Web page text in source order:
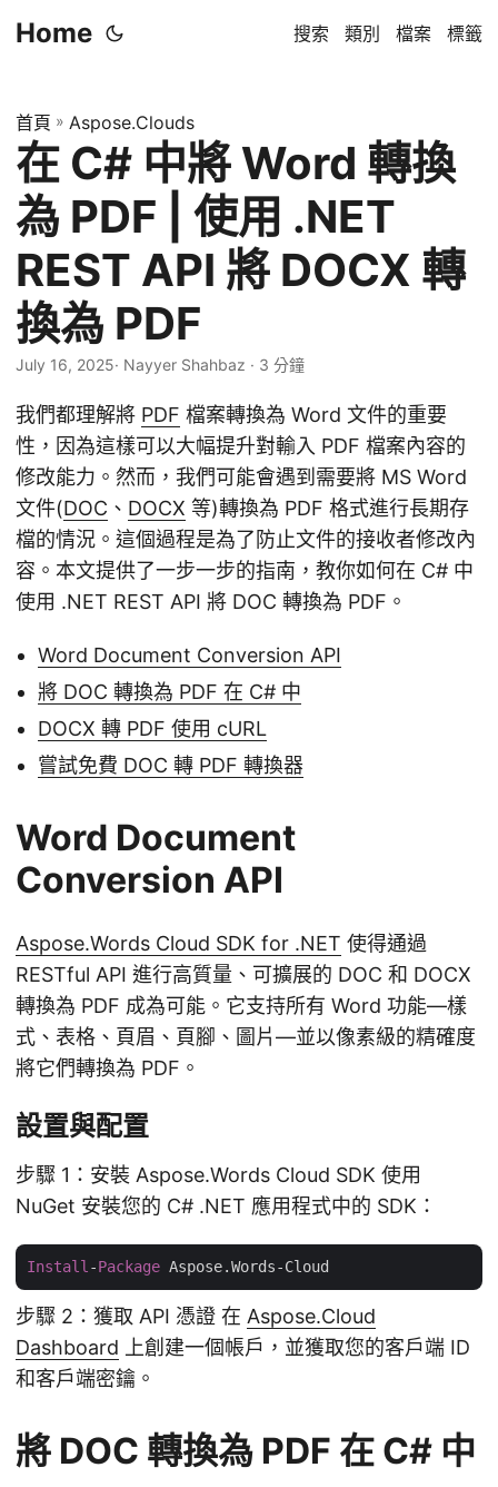
Home 搜索 類別 檔案 標籤
首頁 » Aspose.Clouds
在 C# 中將 Word 轉換
為 PDF | 使用 .NET
REST API 將 DOCX 轉
換為 PDF
July 16, 2025· Nayyer Shahbaz · 3 分鐘
我們都理解將 PDF 檔案轉換為 Word 文件的重要
性，因為這樣可以大幅提升對輸入 PDF 檔案內容的
修改能力。然而，我們可能會遇到需要將 MS Word
文件(DOC 、 DOCX 等)轉換為 PDF 格式進行長期存
檔的情況。這個過程是為了防止文件的接收者修改內
容。本文提供了一步一步的指南，教你如何在 C# 中
使用 .NET REST API 將 DOC 轉換為 PDF。
Word Document Conversion API
將 DOC 轉換為 PDF 在 C# 中
DOCX 轉 PDF 使用 cURL
嘗試免費 DOC 轉 PDF 轉換器
Word Document
Conversion API
Aspose.Words Cloud SDK for .NET 使得通過
RESTful API 進行高質量、可擴展的 DOC 和 DOCX
轉換為 PDF 成為可能。它支持所有 Word 功能—樣
式、表格、頁眉、頁腳、圖片—並以像素級的精確度
將它們轉換為 PDF。
設置與配置
步驟 1：安裝 Aspose.Words Cloud SDK 使用
NuGet 安裝您的 C# .NET 應用程式中的 SDK：
Install -Package
步驟 2：獲取 API 憑證 在 Aspose.Cloud
Dashboard 上創建一個帳戶，並獲取您的客戶端 ID
和客戶端密鑰。
將 DOC 轉換為 PDF 在 C# 中